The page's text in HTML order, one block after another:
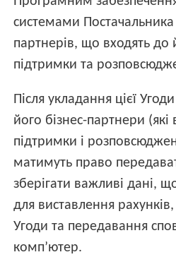
системами Постачальника
партнерів, що входять до
підтримки та
Після укладання цієї
його бізнес-партнери
підтримки і
матимуть право
зберігати важливі дані,
для виставлення
Угоди та передавання
комп’ютер.